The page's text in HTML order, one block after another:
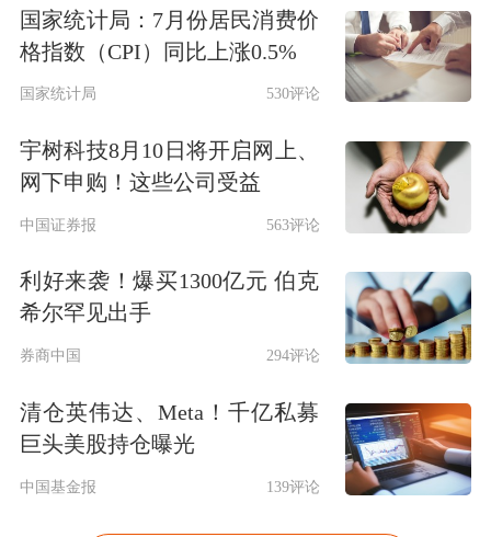
下几乎是史上最惨烈的崩盘纪录。此
后，美联储和联邦政府介入，并祭出巨
大流动性支持，极快地扭转了局势。但
是，若谁给我几万亿美元，我也能创造
一场上涨盛宴。诚然，一切终有梦醒
第一财经：于此同时，黄金和国债价格
也在上升，这释放了何种信号？
吉姆·罗杰斯：上个礼拜，我再度入手
黄金。我预期，在疫情结束以前，黄金
国家统计局：7月份居民消费价
格指数（CPI）同比上涨0.5%
国家统计局 530评论
宇树科技8月10日将开启网上、
网下申购！这些公司受益
中国证券报 563评论
利好来袭！爆买1300亿元 伯克
希尔罕见出手
券商中国 294评论
清仓英伟达、Meta！千亿私募
巨头美股持仓曝光
中国基金报 139评论